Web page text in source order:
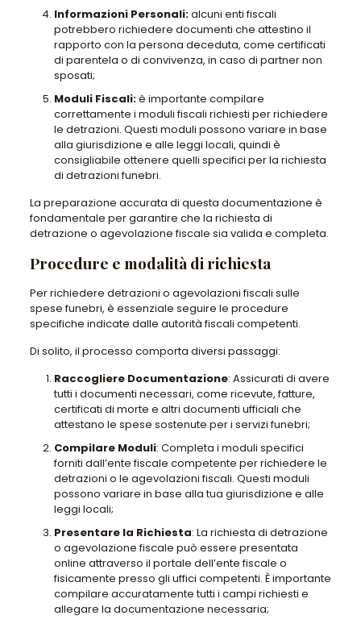
Informazioni Personali:alcuni enti fiscali
potrebbero richiedere documenti che attestino il
rapporto con la persona deceduta, come certificati
di parentela o di convivenza, in caso di partner non
sposati;
Moduli Fiscali:è importante compilare
correttamente i moduli fiscali richiesti per richiedere
le detrazioni. Questi moduli possono variare in base
alla giurisdizione e alle leggi locali, quindi è
consigliabile ottenere quelli specifici per la richiesta
di detrazioni funebri.
La preparazione accurata di questa documentazione è
fondamentale per garantire che la richiesta di
detrazione o agevolazione fiscale sia valida e completa.
Procedure e modalità di richiesta
Per richiedere detrazioni o agevolazioni fiscali sulle
spese funebri, è essenziale seguire le procedure
specifiche indicate dalle autorità fiscali competenti.
Di solito, il processo comporta diversi passaggi:
Raccogliere Documentazione: Assicurati di avere
tutti i documenti necessari, come ricevute, fatture,
certificati di morte e altri documenti ufficiali che
attestano le spese sostenute per i servizi funebri;
Compilare Moduli: Completa i moduli specifici
forniti dall’ente fiscale competente per richiedere le
detrazioni o le agevolazioni fiscali. Questi moduli
possono variare in base alla tua giurisdizione e alle
leggi locali;
Presentare la Richiesta: La richiesta di detrazione
o agevolazione fiscale può essere presentata
online attraverso il portale dell’ente fiscale o
fisicamente presso gli uffici competenti. È importante
compilare accuratamente tutti i campi richiesti e
allegare la documentazione necessaria;